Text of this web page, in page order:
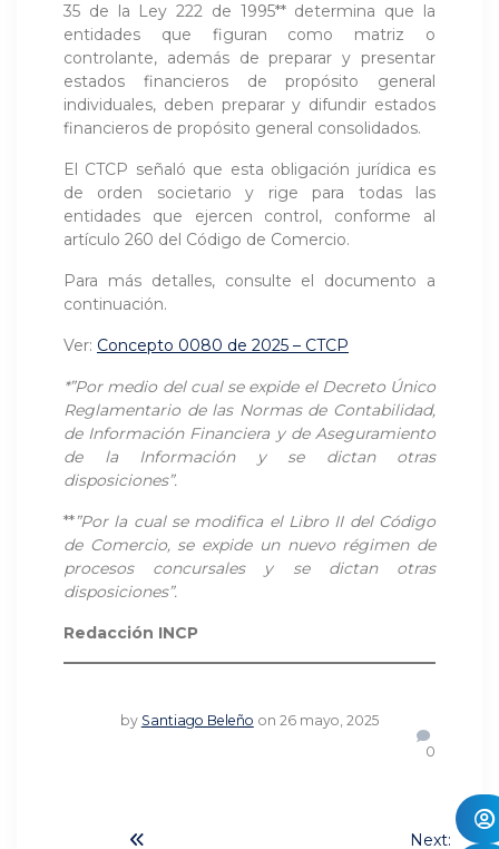
35 de la Ley 222 de 1995** determina que la
entidades que figuran como matriz o
controlante, además de preparar y presentar
estados financieros de propósito general
individuales, deben preparar y difundir estados
financieros de propósito general consolidados.
El CTCP señaló que esta obligación jurídica es
de orden societario y rige para todas las
entidades que ejercen control, conforme al
artículo 260 del Código de Comercio.
Para más detalles, consulte el documento a
continuación.
Ver: Concepto 0080 de 2025 – CTCP
*”Por medio del cual se expide el Decreto Único
Reglamentario de las Normas de Contabilidad,
de Información Financiera y de Aseguramiento
de la Información y se dictan otras
disposiciones”.
**”Por la cual se modifica el Libro II del Código
de Comercio, se expide un nuevo régimen de
procesos concursales y se dictan otras
disposiciones”.
Redacción INCP
by Santiago Beleño on 26 mayo, 2025
0
Navegación Next: